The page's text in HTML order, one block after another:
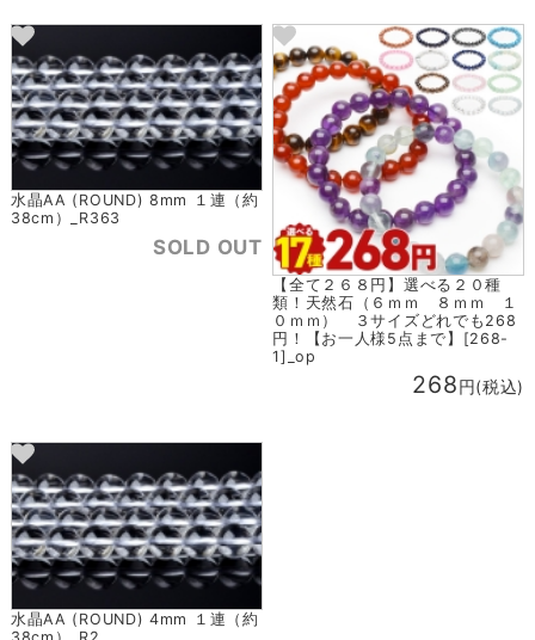
水晶AA (ROUND) 8mm １連（約
38cm）_R363
SOLD OUT
【全て２６８円】選べる２０種
類！天然石（６ｍｍ ８ｍｍ １
０ｍｍ） ３サイズどれでも268
円！【お一人様5点まで】[268-
1]_op
268円(税込)
水晶AA (ROUND) 4mm １連（約